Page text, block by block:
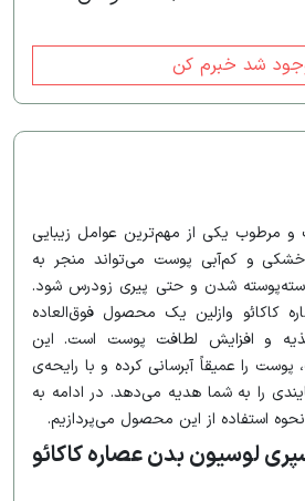
شد خبرم کن
و مرطوب یکی از مهم‌ترین عوامل زیبایی
و کم‌آبی پوست می‌تواند منجر به
شدن و حتی پیری زودرس شود.
کاکائو وازلین یک محصول فوق‌العاده
و افزایش لطافت پوست است. این
را عمیقاً آبرسانی کرده و با رایحه‌ی
را به شما هدیه می‌دهد. در ادامه به
استفاده از این محصول می‌پردازیم.
لوسیون بدن عصاره کاکائو